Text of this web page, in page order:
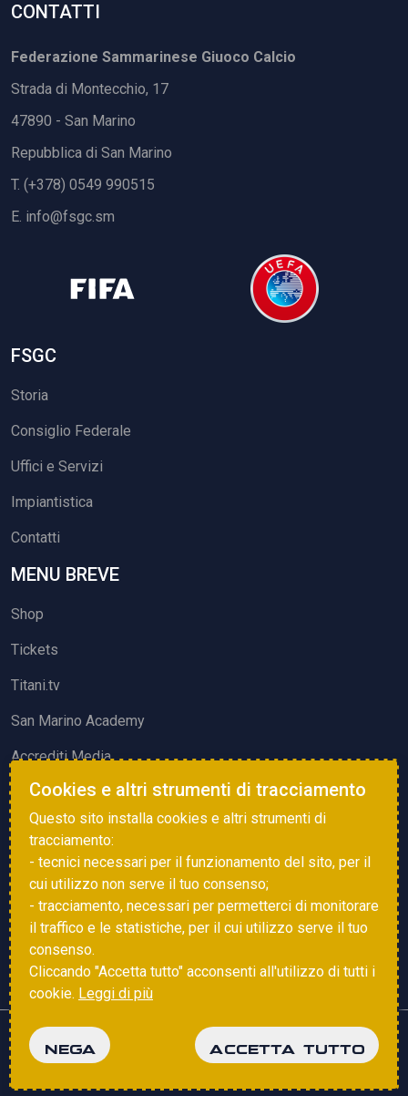
CONTATTI
Federazione Sammarinese Giuoco Calcio
Strada di Montecchio, 17
47890 - San Marino
Repubblica di San Marino
T. (+378) 0549 990515
E. info@fsgc.sm
FSGC
Storia
Consiglio Federale
Uffici e Servizi
Impiantistica
Contatti
MENU BREVE
Shop
Tickets
Titani.tv
San Marino Academy
Accrediti Media
ATTIVITÀ ED EVENTI
Squadre di Calcio
Associazione Sammarinese Arbitri
Vota gol e parata
Copyright © 2025 FSGC. Tutti i diritti riservati
Cookies e altri strumenti di tracciamento
Questo sito installa cookies e altri strumenti di
tracciamento:
- tecnici necessari per il funzionamento del sito, per il
cui utilizzo non serve il tuo consenso;
- tracciamento, necessari per permetterci di monitorare
il traffico e le statistiche, per il cui utilizzo serve il tuo
consenso.
Cliccando "Accetta tutto" acconsenti all'utilizzo di tutti i
cookie. Leggi di più
NEGA ACCETTA TUTTO